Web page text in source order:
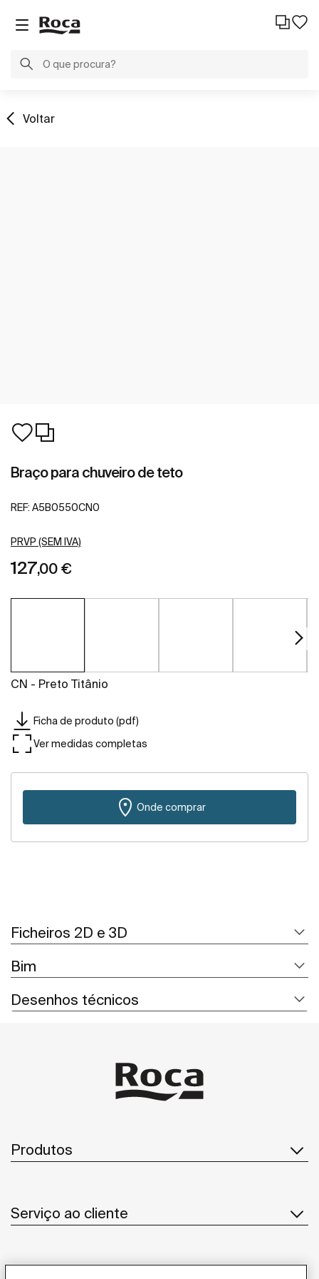
Voltar
Braço para chuveiro de teto
REF: A5B0550CN0
PRVP (SEM IVA)
127,00 €
CN - Preto Titânio
Ficha de produto (pdf)
Ver medidas completas
Onde comprar
Ficheiros 2D e 3D
Bim
Desenhos técnicos
Produtos
Serviço ao cliente